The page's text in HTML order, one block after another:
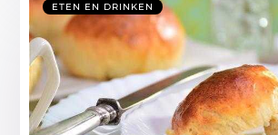
ETEN EN DRINKEN